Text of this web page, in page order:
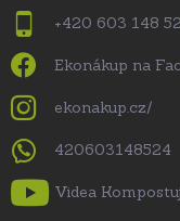
+420 603 148
Ekonákup na
ekonakup.cz/
420603148524
Videa